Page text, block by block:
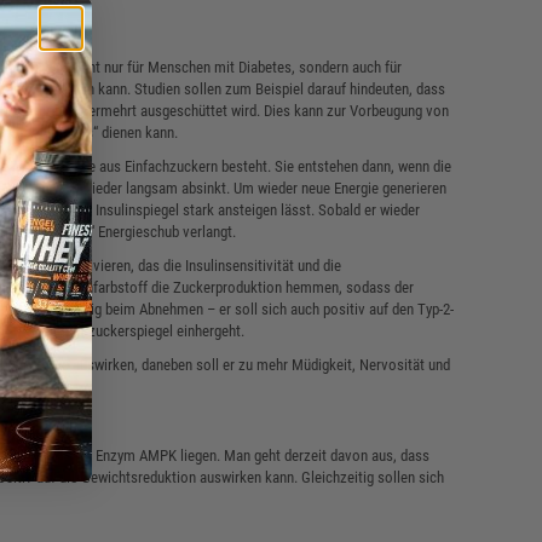
sein, was nicht nur für Menschen mit Diabetes, sondern auch für
Vorteil sein kann. Studien sollen zum Beispiel darauf hindeuten, dass
vermehrt ausgeschüttet wird. Dies kann zur Vorbeugung von
Jo-Effektes“ dienen kann.
in erster Linie aus Einfachzuckern besteht. Sie entstehen dann, wenn die
wieder langsam absinkt. Um wieder neue Energie generieren
der den Insulinspiegel stark ansteigen lässt. Sobald er wieder
„schnellen“ Energieschub verlangt.
Kinase) aktivieren, das die Insulinsensitivität und die
Pflanzenfarbstoff die Zuckerproduktion hemmen, sodass der
nur wichtig beim Abnehmen – er soll sich auch positiv auf den Typ-2-
erhöhten Blutzuckerspiegel einhergeht.
auswirken, daneben soll er zu mehr Müdigkeit, Nervosität und
an dem Enzym AMPK liegen. Man geht derzeit davon aus, dass
auf die Gewichtsreduktion auswirken kann. Gleichzeitig sollen sich